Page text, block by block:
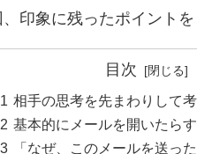
印象に残ったポイント
目次
相手の思考を先まわりして
基本的にメールを開いたら
「なぜ、このメールを送っ